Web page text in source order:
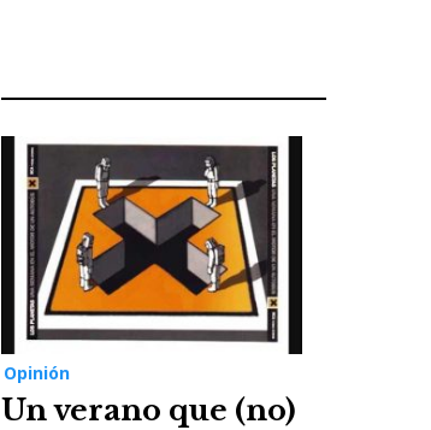
Opinión
Un verano que (no)